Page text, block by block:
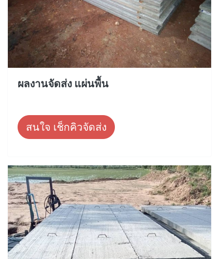
ผลงานจัดส่ง แผ่นพื้น
สนใจ เช็กคิวจัดส่ง